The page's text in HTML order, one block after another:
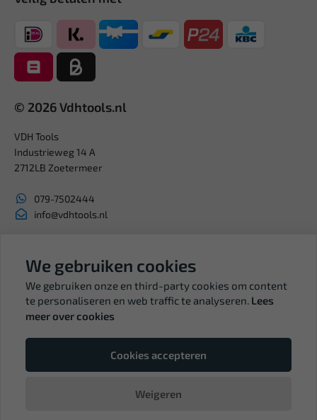
© 2026 Vdhtools.nl
VDH Tools
Industrieweg 14 A
2712LB Zoetermeer
079-7502444
info@vdhtools.nl
BTW: NL819958657B01
We gebruiken cookies
We gebruiken onze en third-party cookies om content
te personaliseren en web traffic te analyseren. Lees
meer over cookies
Cookies accepteren
Weigeren